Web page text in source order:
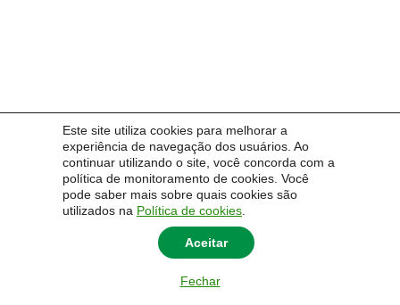
Este site utiliza cookies para melhorar a
experiência de navegação dos usuários. Ao
continuar utilizando o site, você concorda com a
política de monitoramento de cookies. Você
pode saber mais sobre quais cookies são
utilizados na Política de cookies
Aceitar
Fechar